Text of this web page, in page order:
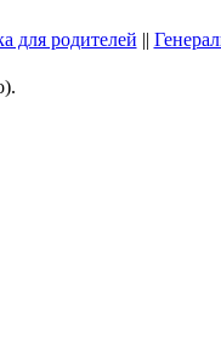
для родителей ||